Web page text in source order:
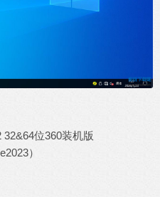
32&64位360装机版
）